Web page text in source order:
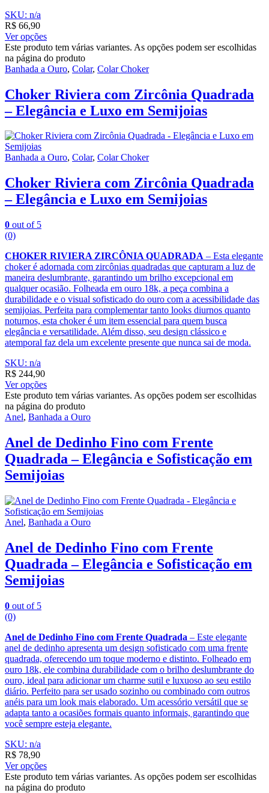
SKU: n/a
R$ 66,90
Ver opções
Este produto tem várias variantes. As opções podem ser escolhidas
na página do produto
Banhada a Ouro, Colar, Colar Choker
Choker Riviera com Zircônia Quadrada
– Elegância e Luxo em Semijoias
Banhada a Ouro, Colar, Colar Choker
Choker Riviera com Zircônia Quadrada
– Elegância e Luxo em Semijoias
0 out of 5
(0)
CHOKER RIVIERA ZIRCÔNIA QUADRADA – Esta elegante
choker é adornada com zircônias quadradas que capturam a luz de
maneira deslumbrante, garantindo um brilho excepcional em
qualquer ocasião. Folheada em ouro 18k, a peça combina a
durabilidade e o visual sofisticado do ouro com a acessibilidade das
semijoias. Perfeita para complementar tanto looks diurnos quanto
noturnos, esta choker é um item essencial para quem busca
elegância e versatilidade. Além disso, seu design clássico e
atemporal faz dela um excelente presente que nunca sai de moda.
SKU: n/a
R$ 244,90
Ver opções
Este produto tem várias variantes. As opções podem ser escolhidas
na página do produto
Anel, Banhada a Ouro
Anel de Dedinho Fino com Frente
Quadrada – Elegância e Sofisticação em
Semijoias
Anel, Banhada a Ouro
Anel de Dedinho Fino com Frente
Quadrada – Elegância e Sofisticação em
Semijoias
0 out of 5
(0)
Anel de Dedinho Fino com Frente Quadrada – Este elegante
anel de dedinho apresenta um design sofisticado com uma frente
quadrada, oferecendo um toque moderno e distinto. Folheado em
ouro 18k, ele combina durabilidade com o brilho deslumbrante do
ouro, ideal para adicionar um charme sutil e luxuoso ao seu estilo
diário. Perfeito para ser usado sozinho ou combinado com outros
anéis para um look mais elaborado. Um acessório versátil que se
adapta tanto a ocasiões formais quanto informais, garantindo que
você sempre esteja elegante.
SKU: n/a
R$ 78,90
Ver opções
Este produto tem várias variantes. As opções podem ser escolhidas
na página do produto